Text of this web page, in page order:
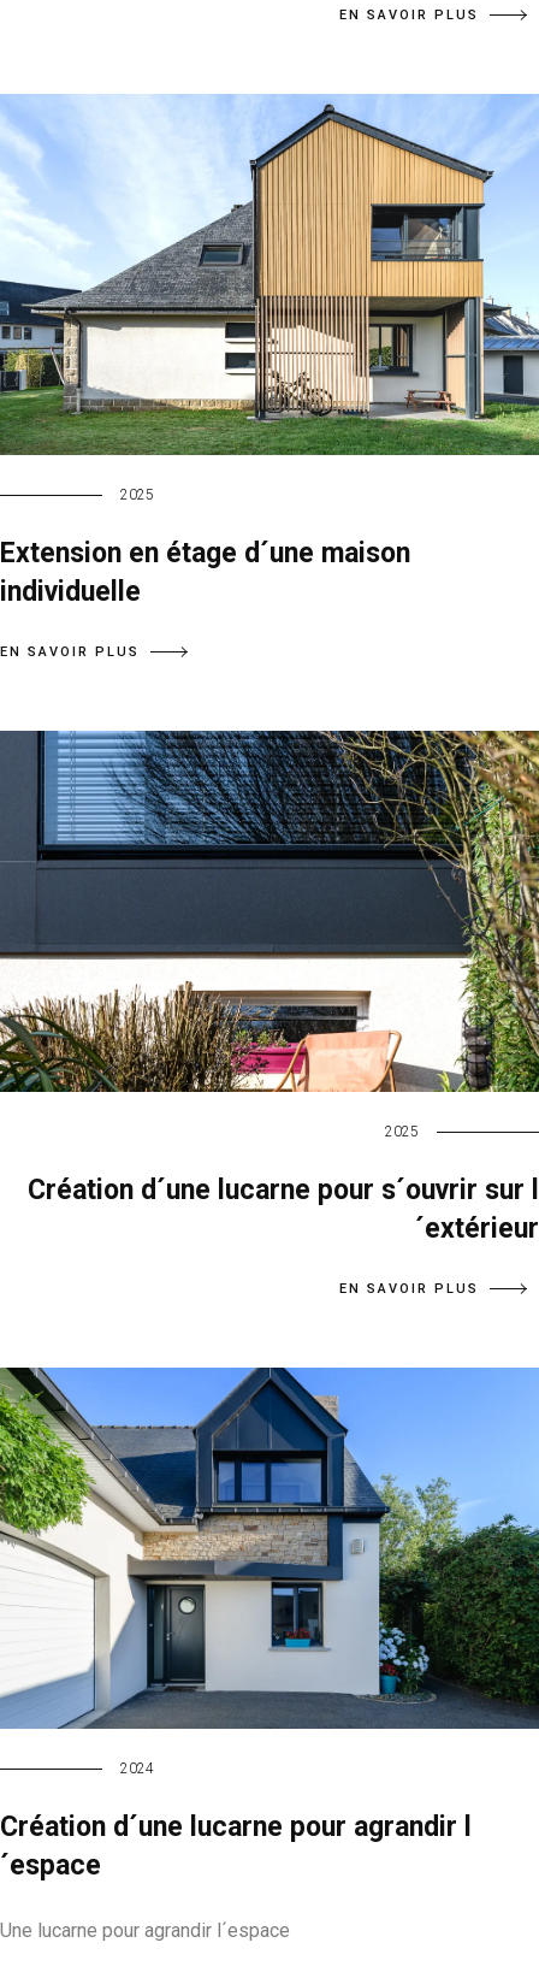
EN SAVOIR PLUS
2025
Extension en étage d´une maison
individuelle
EN SAVOIR PLUS
2025
Création d´une lucarne pour s´ouvrir sur l
´extérieur
EN SAVOIR PLUS
2024
Création d´une lucarne pour agrandir l
´espace
Une lucarne pour agrandir l´espace